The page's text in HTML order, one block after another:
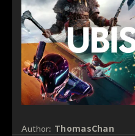
Author: ThomasChan